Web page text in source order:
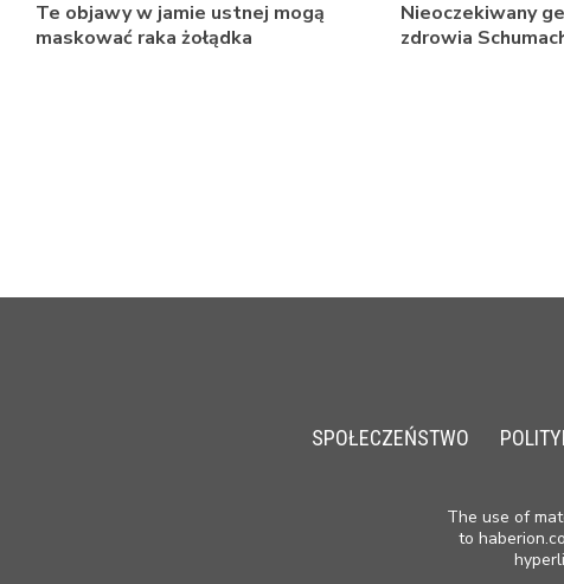
Te objawy w jamie ustnej mogą
maskować raka żołądka
Nieoczekiwany
zdrowia
SPOŁECZEŃSTWO
The use of
to